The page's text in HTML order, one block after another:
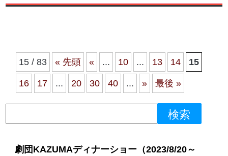
15 / 83 « 先頭 « ... 10 ... 13 14 15
16 17 ... 20 30 40 ... » 最後 »
劇団KAZUMAディナーショー（2023/8/20～